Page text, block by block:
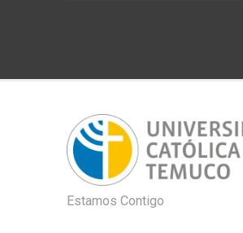
Estamos Contigo